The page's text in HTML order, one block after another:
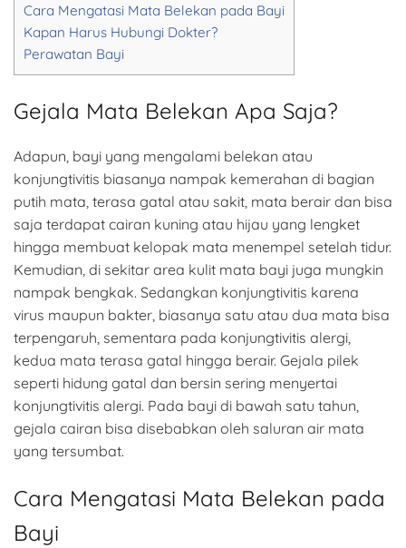
Cara Mengatasi Mata Belekan pada Bayi
Kapan Harus Hubungi Dokter?
Perawatan Bayi
Gejala Mata Belekan Apa Saja?
Adapun, bayi yang mengalami belekan atau
konjungtivitis biasanya nampak kemerahan di bagian
putih mata, terasa gatal atau sakit, mata berair dan bisa
saja terdapat cairan kuning atau hijau yang lengket
hingga membuat kelopak mata menempel setelah tidur.
Kemudian, di sekitar area kulit mata bayi juga mungkin
nampak bengkak. Sedangkan konjungtivitis karena
virus maupun bakter, biasanya satu atau dua mata bisa
terpengaruh, sementara pada konjungtivitis alergi,
kedua mata terasa gatal hingga berair. Gejala pilek
seperti hidung gatal dan bersin sering menyertai
konjungtivitis alergi. Pada bayi di bawah satu tahun,
gejala cairan bisa disebabkan oleh saluran air mata
yang tersumbat.
Cara Mengatasi Mata Belekan pada
Bayi